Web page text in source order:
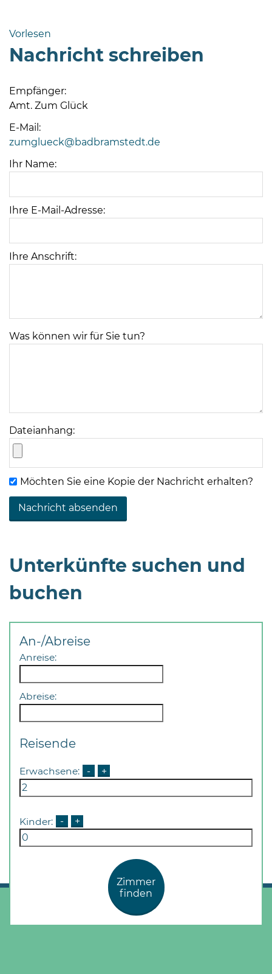
Bleeck 15-
24576 Bad
04192-
506-
zentrale@badbramstedt.de
Di,
08
Uhr
Do
Uhr
und
14
18
Uhr
sowie
außerhalb
nach
Vorlesen
Nachricht schreiben
Empfänger:
Amt. Zum Glück
E-Mail:
zumglueck@badbramstedt.de
Ihr Name:
Ihre E-Mail-Adresse:
Ihre Anschrift:
Was können wir für Sie tun?
Dateianhang:
Möchten Sie eine Kopie der Nachricht erhalten?
Unterkünfte suchen und
buchen
An-/Abreise
Anreise:
Abreise:
Reisende
Erwachsene: - +
Kinder: - +
Zimmer
finden